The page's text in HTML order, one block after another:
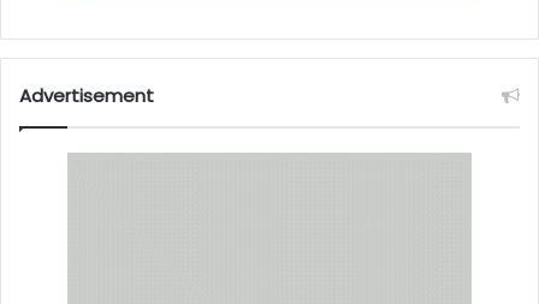
Advertisement